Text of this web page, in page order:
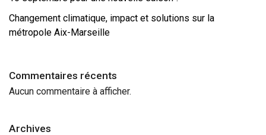
Changement climatique, impact et solutions sur la
métropole Aix-Marseille
Commentaires récents
Aucun commentaire à afficher.
Archives